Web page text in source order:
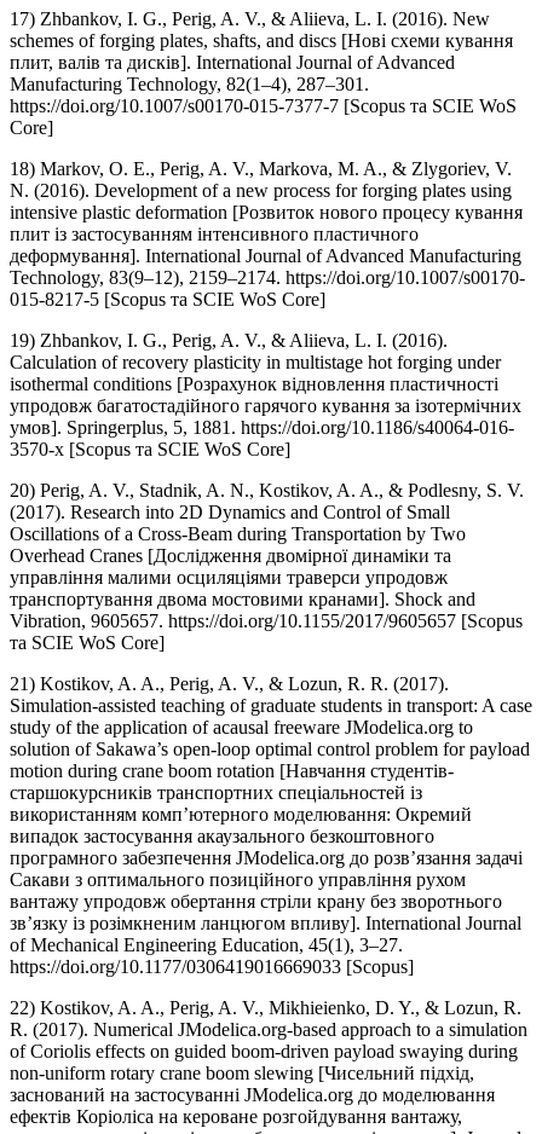
17) Zhbankov, I. G., Perig, A. V., & Aliieva, L. I. (2016). New
schemes of forging plates, shafts, and discs [Нові схеми кування
плит, валів та дисків]. International Journal of Advanced
Manufacturing Technology, 82(1–4), 287–301.
https://doi.org/10.1007/s00170-015-7377-7 [Scopus та SCIE WoS
Core]
18) Markov, O. E., Perig, A. V., Markova, M. A., & Zlygoriev, V.
N. (2016). Development of a new process for forging plates using
intensive plastic deformation [Розвиток нового процесу кування
плит із застосуванням інтенсивного пластичного
деформування]. International Journal of Advanced Manufacturing
Technology, 83(9–12), 2159–2174. https://doi.org/10.1007/s00170-
015-8217-5 [Scopus та SCIE WoS Core]
19) Zhbankov, I. G., Perig, A. V., & Aliieva, L. I. (2016).
Calculation of recovery plasticity in multistage hot forging under
isothermal conditions [Розрахунок відновлення пластичності
упродовж багатостадійного гарячого кування за ізотермічних
умов]. Springerplus, 5, 1881. https://doi.org/10.1186/s40064-016-
3570-x [Scopus та SCIE WoS Core]
20) Perig, A. V., Stadnik, A. N., Kostikov, A. A., & Podlesny, S. V.
(2017). Research into 2D Dynamics and Control of Small
Oscillations of a Cross-Beam during Transportation by Two
Overhead Cranes [Дослідження двомірної динаміки та
управління малими осциляціями траверси упродовж
транспортування двома мостовими кранами]. Shock and
Vibration, 9605657. https://doi.org/10.1155/2017/9605657 [Scopus
та SCIE WoS Core]
21) Kostikov, A. A., Perig, A. V., & Lozun, R. R. (2017).
Simulation-assisted teaching of graduate students in transport: A case
study of the application of acausal freeware JModelica.org to
solution of Sakawa’s open-loop optimal control problem for payload
motion during crane boom rotation [Навчання студентів-
старшокурсників транспортних спеціальностей із
використанням комп’ютерного моделювання: Окремий
випадок застосування акаузального безкоштовного
програмного забезпечення JModelica.org до розв’язання задачі
Сакави з оптимального позиційного управління рухом
вантажу упродовж обертання стріли крану без зворотнього
зв’язку із розімкненим ланцюгом впливу]. International Journal
of Mechanical Engineering Education, 45(1), 3–27.
https://doi.org/10.1177/0306419016669033 [Scopus]
22) Kostikov, A. A., Perig, A. V., Mikhieienko, D. Y., & Lozun, R.
R. (2017). Numerical JModelica.org-based approach to a simulation
of Coriolis effects on guided boom-driven payload swaying during
non-uniform rotary crane boom slewing [Чисельний підхід,
заснований на застосуванні JModelica.org до моделювання
ефектів Коріоліса на кероване розгойдування вантажу,